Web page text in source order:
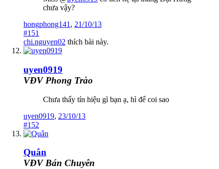
chưa vậy?
hongphong141 , 21/10/13
#151
chi.nguyen02 thích bài này.
uyen0919
VĐV Phong Trào
Chưa thấy tín hiệu gì bạn ạ, hì để coi sao
uyen0919, 23/10/13
#152
Quân
VĐV Bán Chuyên